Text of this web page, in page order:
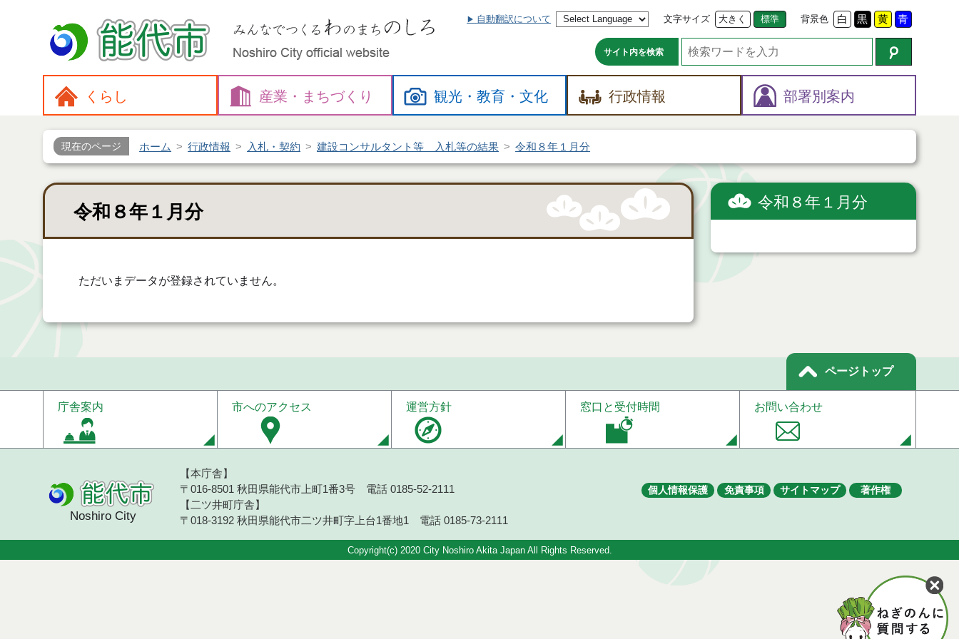
自動翻訳について 文字サイズ 大きく 標準 背景色 白 黒 黄 青
サイト内を検索
くらし 産業・ まちづくり 観光・教育・文化 行政情報 部署別案内
現在のページ ホーム 行政情報 入札・契約 建設コンサルタント等 入札等の結果 令和８年１月分
令和８年１月分
ただいまデータが登録されていません。
令和８年１月分
ページトップ
庁舎案内 市へのアクセス 運営方針 窓口と受付時間 お問い合わせ
個人情報保護 免責事項 サイトマップ 著作権
Noshiro City
【本庁舎】
〒016-8501 秋田県能代市上町1番3号 電話 0185-52-2111
【二ツ井町庁舎】
〒018-3192 秋田県能代市二ツ井町字上台1番地1 電話 0185-73-2111
Copyright(c) 2020 City Noshiro Akita Japan All Rights Reserved.